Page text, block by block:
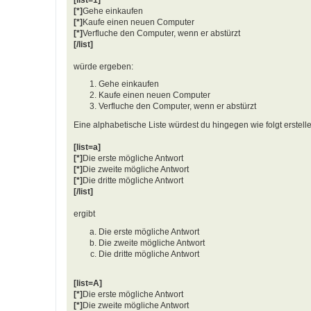
[*]Gehe einkaufen
[*]Kaufe einen neuen Computer
[*]Verfluche den Computer, wenn er abstürzt
[/list]
würde ergeben:
Gehe einkaufen
Kaufe einen neuen Computer
Verfluche den Computer, wenn er abstürzt
Eine alphabetische Liste würdest du hingegen wie folgt
[list=a]
[*] Die erste mögliche Antwort
[*] Die zweite mögliche Antwort
[*] Die dritte mögliche Antwort
[/list]
ergibt
Die erste mögliche Antwort
Die zweite mögliche Antwort
Die dritte mögliche Antwort
[list=A]
[*] Die erste mögliche Antwort
[*] Die zweite mögliche Antwort